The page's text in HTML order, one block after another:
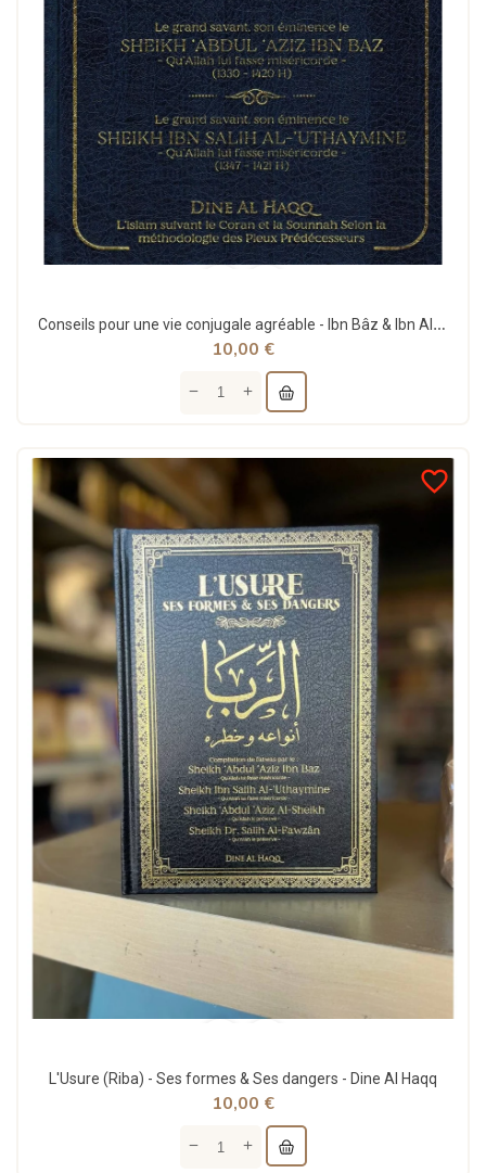
Conseils pour une vie conjugale agréable - Ibn Bâz & Ibn Al-'Uthaymîne - Dine Al Haqq
10,00 €
favorite_border
L'Usure (Riba) - Ses formes & Ses dangers - Dine Al Haqq
10,00 €